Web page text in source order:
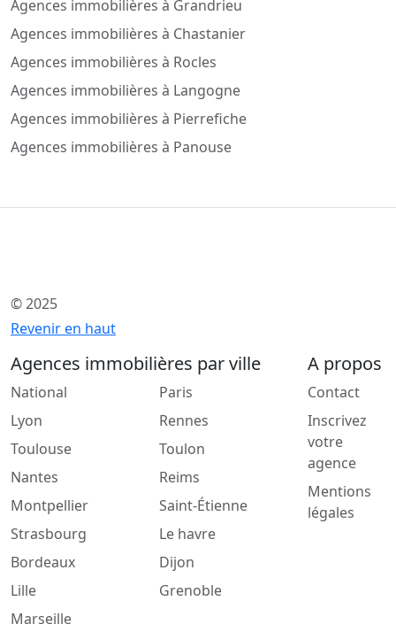
Agences immobilières à Grandrieu
Agences immobilières à Chastanier
Agences immobilières à Rocles
Agences immobilières à Langogne
Agences immobilières à Pierrefiche
Agences immobilières à Panouse
© 2025
Revenir en haut
Agences immobilières par ville
National
Lyon
Toulouse
Nantes
Montpellier
Strasbourg
Bordeaux
Lille
Marseille
Paris
Rennes
Toulon
Reims
Saint-Étienne
Le havre
Dijon
Grenoble
A propos
Contact
Inscrivez
votre
agence
Mentions
légales